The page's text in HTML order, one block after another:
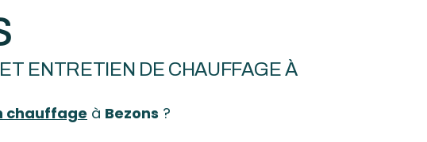
ENTRETIEN DE CHAUFFAGE À
chauffage à Bezons ?